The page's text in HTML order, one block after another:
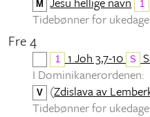
M 1
Tidebønner for
Fre 4
1 1 Joh 3,7-10 S
I Dominikanerordenen:
V (Zdislava av
Tidebønner for